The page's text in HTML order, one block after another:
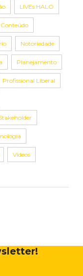
LIVEs HALO
Notoriedade
Planejamento
Profissional Liberal
Vídeos